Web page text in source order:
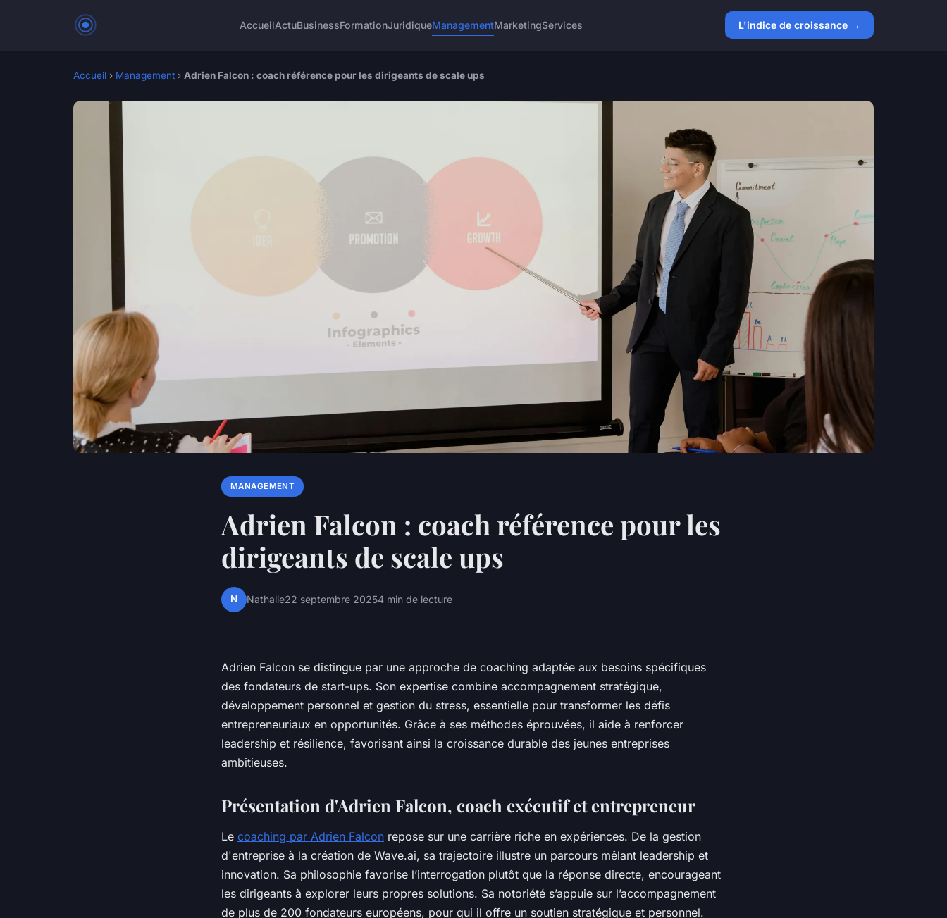
AccueilActuBusinessFormationJuridiqueManagementMarketingServices L'indice de croissance →
Accueil › Management › Adrien Falcon : coach référence pour les dirigeants de scale ups
MANAGEMENT
Adrien Falcon : coach référence pour les
dirigeants de scale ups
N Nathalie22 septembre 20254 min de lecture
Adrien Falcon se distingue par une approche de coaching adaptée aux besoins spécifiques
des fondateurs de start-ups. Son expertise combine accompagnement stratégique,
développement personnel et gestion du stress, essentielle pour transformer les défis
entrepreneuriaux en opportunités. Grâce à ses méthodes éprouvées, il aide à renforcer
leadership et résilience, favorisant ainsi la croissance durable des jeunes entreprises
ambitieuses.
Présentation d'Adrien Falcon, coach exécutif et entrepreneur
Le coaching par Adrien Falcon repose sur une carrière riche en expériences. De la gestion
d'entreprise à la création de Wave.ai, sa trajectoire illustre un parcours mêlant leadership et
innovation. Sa philosophie favorise l’interrogation plutôt que la réponse directe, encourageant
les dirigeants à explorer leurs propres solutions. Sa notoriété s’appuie sur l’accompagnement
de plus de 200 fondateurs européens, pour qui il offre un soutien stratégique et personnel.